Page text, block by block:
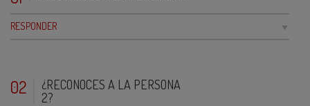
RESPONDER
02
¿RECONOCES A LA PERSONA
2?